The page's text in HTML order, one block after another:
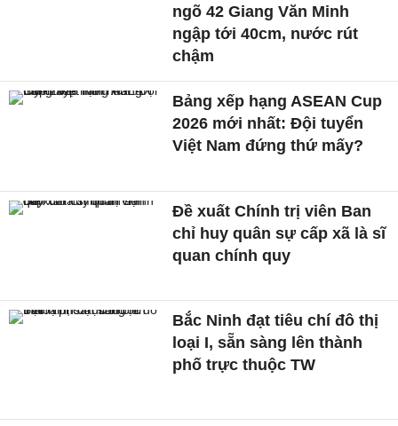
ngõ 42 Giang Văn Minh
ngập tới 40cm, nước rút
chậm
Bảng xếp hạng ASEAN Cup
2026 mới nhất: Đội tuyển
Việt Nam đứng thứ mấy?
Đề xuất Chính trị viên Ban
chỉ huy quân sự cấp xã là sĩ
quan chính quy
Bắc Ninh đạt tiêu chí đô thị
loại I, sẵn sàng lên thành
phố trực thuộc TW